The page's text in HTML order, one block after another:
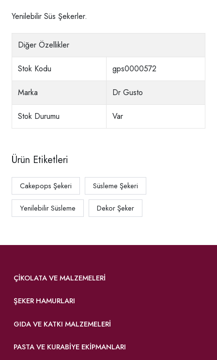
Yenilebilir Süs Şekerler.
Diğer Özellikler
Stok Kodu gps0000572
Marka Dr Gusto
Stok Durumu Var
Ürün Etiketleri
Cakepops Şekeri Süsleme Şekeri
Yenilebilir Süsleme Dekor Şeker
ÇIKOLATA VE MALZEMELERI
ŞEKER HAMURLARI
GIDA VE KATKI MALZEMELERI
PASTA VE KURABIYE EKIPMANLARI